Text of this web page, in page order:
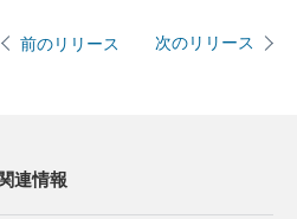
前のリリース 次のリリース
連情報